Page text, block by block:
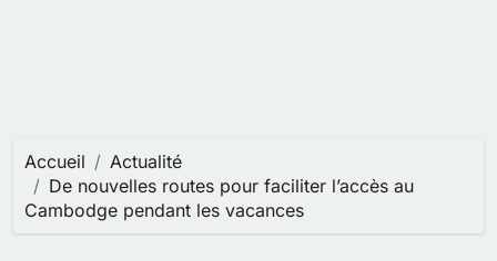
Accueil
Actualité
De nouvelles routes pour faciliter l’accès au
Cambodge pendant les vacances